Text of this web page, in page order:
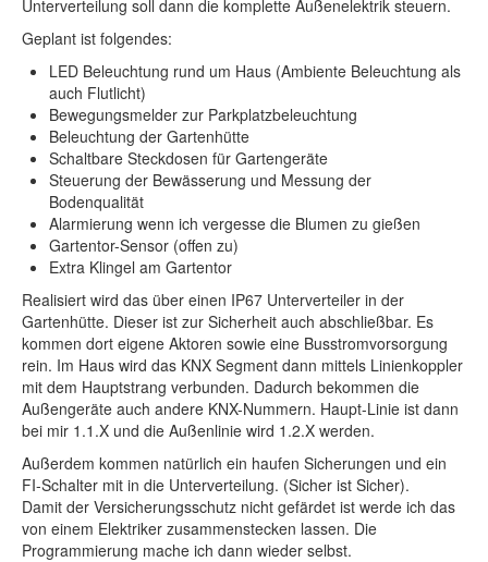
Unterverteilung soll dann die komplette Außenelektrik steuern.
Geplant ist folgendes:
LED Beleuchtung rund um Haus (Ambiente Beleuchtung als
auch Flutlicht)
Bewegungsmelder zur Parkplatzbeleuchtung
Beleuchtung der Gartenhütte
Schaltbare Steckdosen für Gartengeräte
Steuerung der Bewässerung und Messung der
Bodenqualität
Alarmierung wenn ich vergesse die Blumen zu gießen
Gartentor-Sensor (offen zu)
Extra Klingel am Gartentor
Realisiert wird das über einen IP67 Unterverteiler in der
Gartenhütte. Dieser ist zur Sicherheit auch abschließbar. Es
kommen dort eigene Aktoren sowie eine Busstromvorsorgung
rein. Im Haus wird das KNX Segment dann mittels Linienkoppler
mit dem Hauptstrang verbunden. Dadurch bekommen die
Außengeräte auch andere KNX-Nummern. Haupt-Linie ist dann
bei mir 1.1.X und die Außenlinie wird 1.2.X werden.
Außerdem kommen natürlich ein haufen Sicherungen und ein
FI-Schalter mit in die Unterverteilung. (Sicher ist Sicher).
Damit der Versicherungsschutz nicht gefärdet ist werde ich das
von einem Elektriker zusammenstecken lassen. Die
Programmierung mache ich dann wieder selbst.